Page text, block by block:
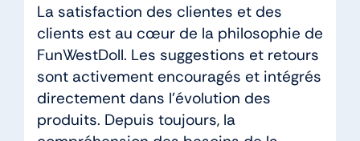
La satisfaction des clientes et des
clients est au cœur de la philosophie de
FunWestDoll. Les suggestions et retours
sont activement encouragés et intégrés
directement dans l’évolution des
produits. Depuis toujours, la